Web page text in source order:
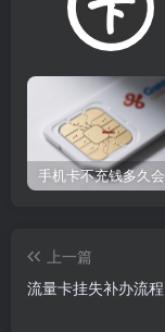
上一篇
流量卡挂失补办流程​